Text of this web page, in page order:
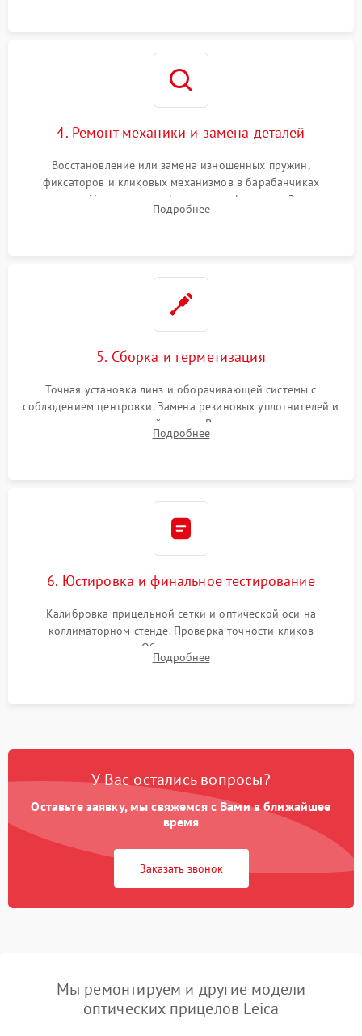
4. Ремонт механики и замена деталей
Восстановление или замена изношенных пружин,
фиксаторов и кликовых механизмов в барабанчиках
поправок. Устранение люфтов в трансфокаторе. Замена
поврежденных линз, разбитой сетки или восстановление
Подробнее
5. Сборка и герметизация
Точная установка линз и оборачивающей системы с
соблюдением центровки. Замена резиновых уплотнителей и
нанесение влагозащитной смазки. Вакуумирование корпуса
и заполнение его осушенным азотом или аргоном для
Подробнее
6. Юстировка и финальное тестирование
Калибровка прицельной сетки и оптической оси на
коллиматорном стенде. Проверка точности кликов
механизма поправок. Обязательное испытание прицела на
ударном стенде для проверки устойчивости к отдаче и
Подробнее
У Вас остались вопросы?
Оставьте заявку, мы свяжемся с Вами в ближайшее
время
Заказать звонок
Мы ремонтируем и другие модели
оптических прицелов Leica